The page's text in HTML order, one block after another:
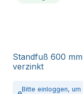
Standfuß 600 mm
verzinkt
Bitte einloggen, um